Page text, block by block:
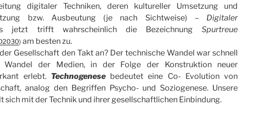
digitaler Techniken, deren kultureller Umsetzung und
bzw. Ausbeutung (je nach Sichtweise) – Digitaler
jetzt trifft wahrscheinlich die BezeichnungSpurtreue
) am besten zu.
Gesellschaft den Takt an? Der technische Wandel war schnell
der Medien, in der Folge der Konstruktion neuer
erlebt. Technogenesebedeutet eine Co- Evolution von
analog den Begriffen Psycho- und Soziogenese. Unsere
mit der Technik und ihrer gesellschaftlichen Einbindung.